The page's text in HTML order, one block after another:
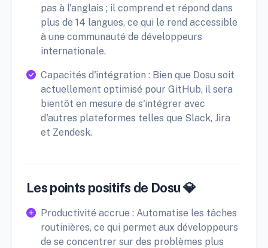
pas à l'anglais ; il comprend et répond dans
plus de 14 langues, ce qui le rend accessible
à une communauté de développeurs
internationale.
Capacités d'intégration : Bien que Dosu soit
actuellement optimisé pour GitHub, il sera
bientôt en mesure de s'intégrer avec
d'autres plateformes telles que Slack, Jira
et Zendesk.
Les points positifs de Dosu 💎
Productivité accrue : Automatise les tâches
routinières, ce qui permet aux développeurs
de se concentrer sur des problèmes plus